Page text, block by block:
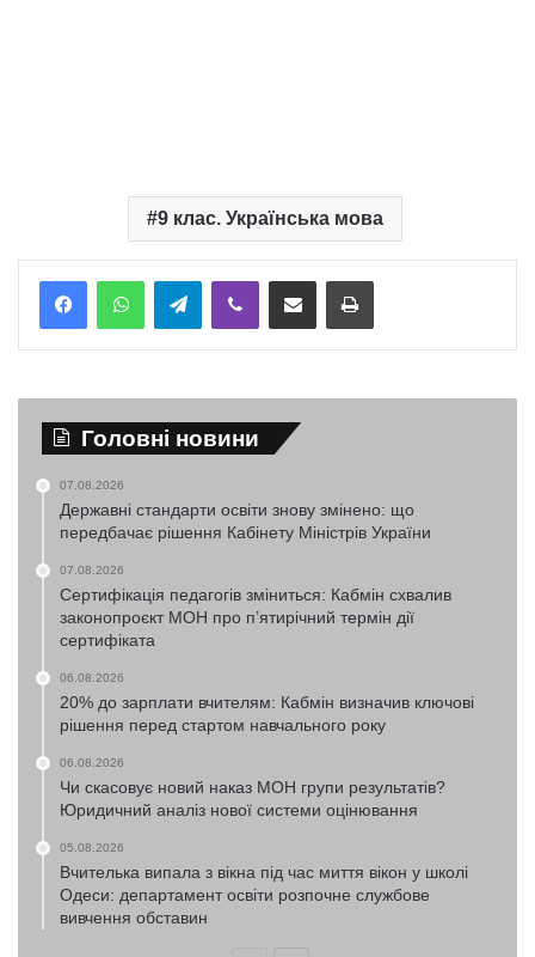
9 клас. Українська мова
TelegramViber Надіслати електронною поштоюНадрукувати
Головні новини
07.08.2026
Державні стандарти освіти знову змінено: що
передбачає рішення Кабінету Міністрів України
07.08.2026
Сертифікація педагогів зміниться: Кабмін схвалив
законопроєкт МОН про п’ятирічний термін дії
сертифіката
06.08.2026
20% до зарплати вчителям: Кабмін визначив ключові
рішення перед стартом навчального року
06.08.2026
Чи скасовує новий наказ МОН групи результатів?
Юридичний аналіз нової системи оцінювання
05.08.2026
Вчителька випала з вікна під час миття вікон у школі
Одеси: департамент освіти розпочне службове
вивчення обставин